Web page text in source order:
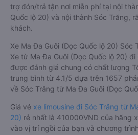
trợ đón/trả tận nơi miễn phí tại nội
Quốc lộ 20) và nội thành Sóc Trăng,
khách.
Xe Ma Đa Guôi (Dọc Quốc lộ 20) Sóc
Xe từ Ma Đa Guôi (Dọc Quốc lộ 20) đi
được đánh giá chung có chất lượng
trung bình từ 4.1/5 dựa trên 1657
về Sóc Trăng từ Ma Đa Guôi (Dọc
Giá vé xe limousine đi Sóc Trăng từ
20) rẻ nhất là 410000VND của hãng
vào vị trí ngồi của bạn và chương